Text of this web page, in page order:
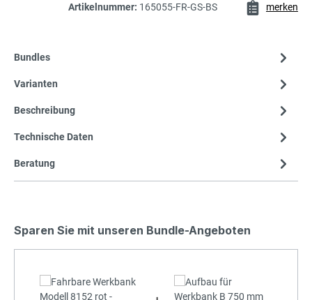
Artikelnummer: 165055-FR-GS-BS merken
Bundles
Varianten
Beschreibung
Technische Daten
Beratung
Sparen Sie mit unseren Bundle-Angeboten